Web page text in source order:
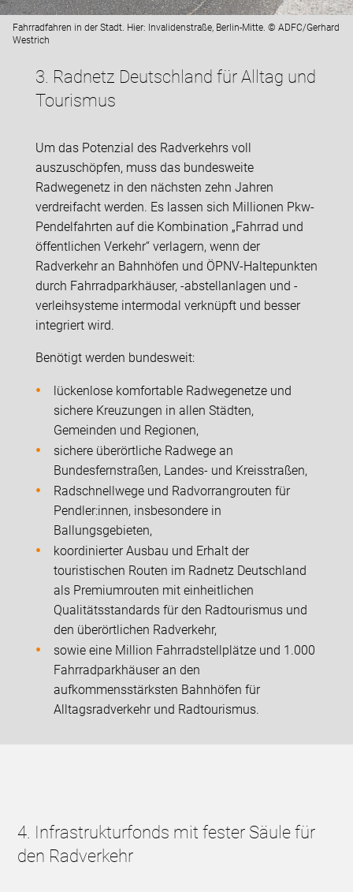
Fahrradfahren in der Stadt. Hier: Invalidenstraße, Berlin-Mitte. © ADFC/Gerhard
Westrich
3. Radnetz Deutschland für Alltag und
Tourismus
Um das Potenzial des Radverkehrs voll
auszuschöpfen, muss das bundesweite
Radwegenetz in den nächsten zehn Jahren
verdreifacht werden. Es lassen sich Millionen Pkw-
Pendelfahrten auf die Kombination „Fahrrad und
öffentlichen Verkehr“ verlagern, wenn der
Radverkehr an Bahnhöfen und ÖPNV-Haltepunkten
durch Fahrradparkhäuser, -abstellanlagen und -
verleihsysteme intermodal verknüpft und besser
integriert wird.
Benötigt werden bundesweit:
lückenlose komfortable Radwegenetze und
sichere Kreuzungen in allen Städten,
Gemeinden und Regionen,
sichere überörtliche Radwege an
Bundesfernstraßen, Landes- und Kreisstraßen,
Radschnellwege und Radvorrangrouten für
Pendler:innen, insbesondere in
Ballungsgebieten,
koordinierter Ausbau und Erhalt der
touristischen Routen im Radnetz Deutschland
als Premiumrouten mit einheitlichen
Qualitätsstandards für den Radtourismus und
den überörtlichen Radverkehr,
sowie eine Million Fahrradstellplätze und 1.000
Fahrradparkhäuser an den
aufkommensstärksten Bahnhöfen für
Alltagsradverkehr und Radtourismus.
4. Infrastrukturfonds mit fester Säule für
den Radverkehr